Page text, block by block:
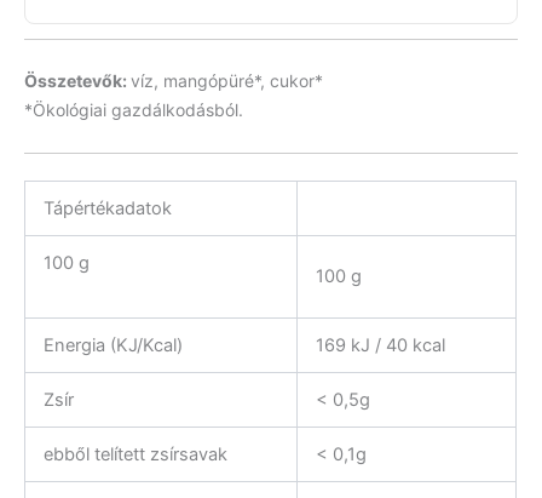
Összetevők: víz, mangópüré*, cukor*
*Ökológiai gazdálkodásból.
Tápértékadatok
100 g
100 g
Energia (KJ/Kcal) 169 kJ / 40 kcal
Zsír < 0,5g
ebből telített zsírsavak < 0,1g